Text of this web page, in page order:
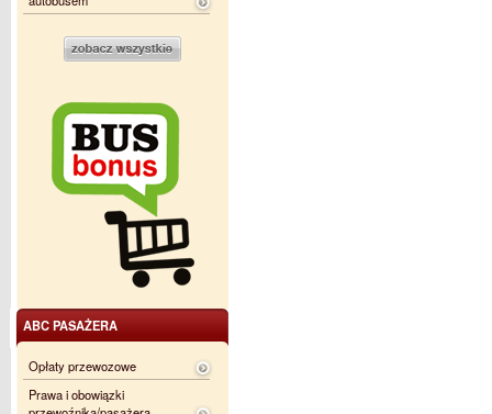
ABC PASAŻERA
Opłaty przewozowe
Prawa i obowiązki